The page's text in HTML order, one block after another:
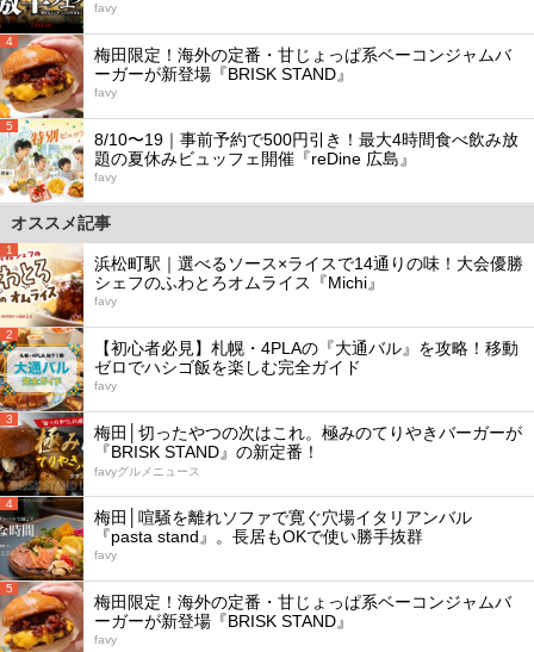
favy
4
梅田限定！海外の定番・甘じょっぱ系ベーコンジャムバ
ーガーが新登場『BRISK STAND』
favy
5
8/10〜19｜事前予約で500円引き！最大4時間食べ飲み放
題の夏休みビュッフェ開催『reDine 広島』
favy
オススメ記事
1
浜松町駅｜選べるソース×ライスで14通りの味！大会優勝
シェフのふわとろオムライス『Michi』
favy
2
【初心者必見】札幌・4PLAの『大通バル』を攻略！移動
ゼロでハシゴ飯を楽しむ完全ガイド
favy
3
梅田│切ったやつの次はこれ。極みのてりやきバーガーが
『BRISK STAND』の新定番！
favyグルメニュース
4
梅田│喧騒を離れソファで寛ぐ穴場イタリアンバル
『pasta stand』。長居もOKで使い勝手抜群
favy
5
梅田限定！海外の定番・甘じょっぱ系ベーコンジャムバ
ーガーが新登場『BRISK STAND』
favy